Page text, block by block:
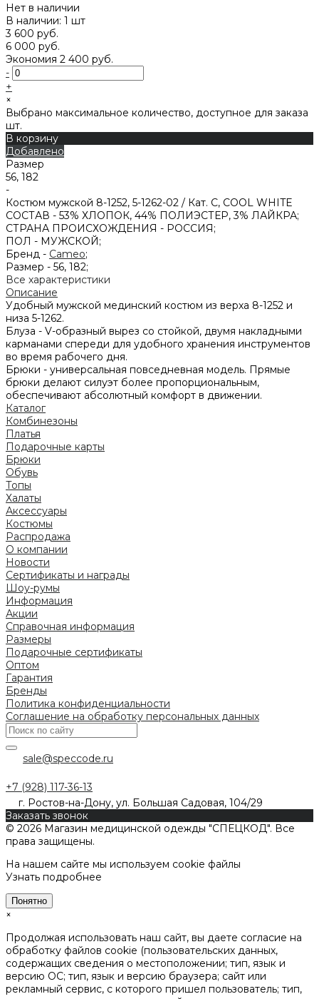
Нет в наличии
В наличии: 1 шт
3 600 руб.
6 000 руб.
Экономия 2 400 руб.
-
+
×
Выбрано максимальное количество, доступное для заказа
шт.
В корзину
Добавлено
Размер
56, 182
-
Костюм мужской 8-1252, 5-1262-02 / Кат. C, COOL WHITE
СОСТАВ - 53% ХЛОПОК, 44% ПОЛИЭСТЕР, 3% ЛАЙКРА;
СТРАНА ПРОИСХОЖДЕНИЯ - РОССИЯ;
ПОЛ - МУЖСКОЙ;
Бренд - Cameo;
Размер - 56, 182;
Все характеристики
Описание
Удобный мужской мединский костюм из верха 8-1252 и
низа 5-1262.
Блуза - V-образный вырез со стойкой, двумя накладными
карманами спереди для удобного хранения инструментов
во время рабочего дня.
Брюки - универсальная повседневная модель. Прямые
брюки делают силуэт более пропорциональным,
обеспечивают абсолютный комфорт в движении.
Каталог
Комбинезоны
Платья
Подарочные карты
Брюки
Обувь
Топы
Халаты
Аксессуары
Костюмы
Распродажа
О компании
Новости
Сертификаты и награды
Шоу-румы
Информация
Акции
Справочная информация
Размеры
Подарочные сертификаты
Оптом
Гарантия
Бренды
Политика конфиденциальности
Соглашение на обработку персональных данных
sale@speccode.ru
+7 (928) 117-36-13
г. Ростов-на-Дону, ул. Большая Садовая, 104/29
Заказать звонок
© 2026 Магазин медицинской одежды "СПЕЦКОД". Все
права защищены.
На нашем сайте мы используем cookie файлы
Узнать подробнее
Понятно
×
Продолжая использовать наш сайт, вы даете согласие на
обработку файлов cookie (пользовательских данных,
содержащих сведения о местоположении; тип, язык и
версию ОС; тип, язык и версию браузера; сайт или
рекламный сервис, с которого пришел пользователь; тип,